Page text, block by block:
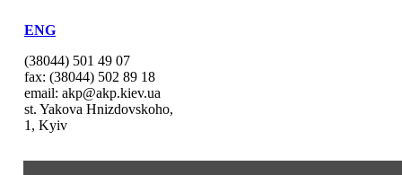
ENG
(38044) 501 49 07
fax: (38044) 502 89 18
email: akp@akp.kiev.ua
st. Yakova Hnizdovskoho,
1, Kyiv